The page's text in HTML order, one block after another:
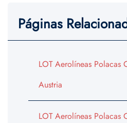
Páginas
LOT Aerolíneas
Austria
LOT Aerolíneas